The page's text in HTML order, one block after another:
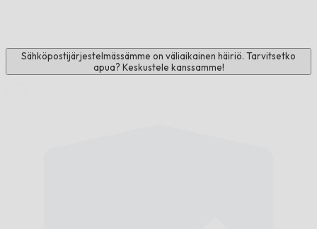
Sähköpostijärjestelmässämme on väliaikainen häiriö. Tarvitsetko
apua? Keskustele kanssamme!